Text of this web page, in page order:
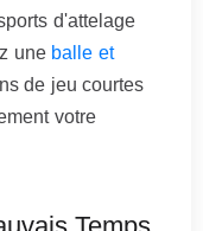
d'attelage
une balle et
de jeu courtes
votre